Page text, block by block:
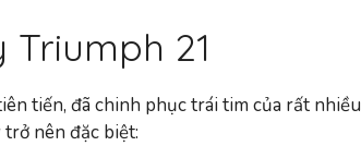
21
tiến, đã chinh phục trái tim của rất nhiều
nên đặc biệt: